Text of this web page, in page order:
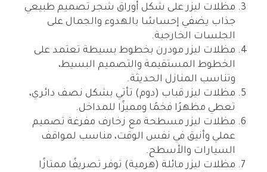
مظلات ليزر على شكل أوراق شجر تصميم طبيعي
جذاب يضفي إحساسًا بالهدوء والجمال على
الجلسات الخارجية.
مظلات ليزر مودرن بخطوط بسيطة تعتمد على
الخطوط المستقيمة والتصميم البسيط،
وتناسب المنازل الحديثة.
مظلات ليزر قباب (دوم) تأتي بشكل نصف دائري،
تعطي مظهرًا فخمًا ومميزًا للمداخل.
مظلات ليزر مسطحة مع زخارف مفرغة تصميم
عملي وأنيق في نفس الوقت، مناسب لمواقف
السيارات والأسطح.
مظلات ليزر مائلة (هرمية) توفر تصريفًا ممتازًا